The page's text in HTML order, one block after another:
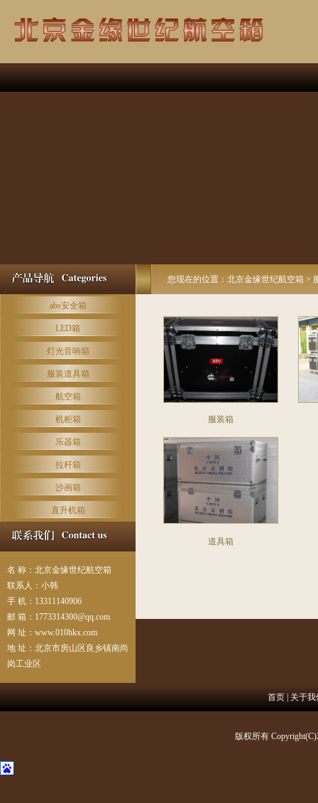
abs安全箱
LED箱
灯光音响箱
服装道具箱
航空箱
机柜箱
乐器箱
拉杆箱
沙画箱
直升机箱
名 称：北京金缘世纪航空箱
联系人：小韩
手 机：13311140906
邮 箱： 1773314300@qq.com
网 址：www.010hkx.com
地 址：北京市房山区良乡镇南尚
岗工业区
您现在的位置：北京金缘世纪航空箱 >
服装箱
道具箱
首页 关于我
版权所有